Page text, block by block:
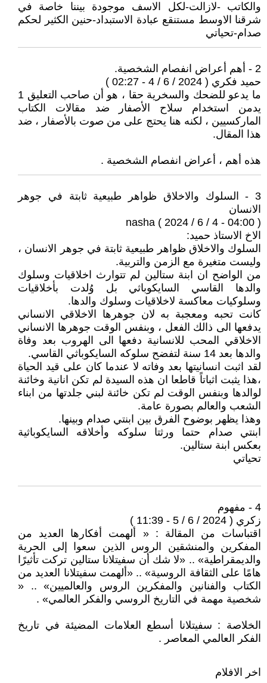
والكاتب -لازالت-لكل الاسف موجودة بيننا خاصة في
شرقنا الاوسط مستنقع عبادة الاستبداد-حنين الكثير لحكم
صدام-تحياتي
2 - أهم أعراض انفصام الشخصية.
حميد فكري ( 2024 / 6 / 4 - 02:27 )
ما يدعو للضحك والسخرية حقا ، هو أن صاحب التعليق 1
يدمن استخدام سلاح الأصفار ضد مقالات الكتاب
الماركسيين ، لكنه هنا يحتج على من صوت بالأصفار ، ضد
هذا المقال.
هذه أهم ، أعراض انفصام الشخصية .
3 - السلوك والاخلاق ظواهر طبيعية ثابتة في جوهر
الانسان
nasha ( 2024 / 6 / 4 - 04:00 )
الاخ الاستاذ حميد:
السلوك والاخلاق ظواهر طبيعية ثابتة في جوهر الانسان ،
وليست متغيرة مع الزمن والتربية.
من الواضح ان ابنة ستالين لم تتوارث اخلاقيات وسلوك
والدها القاسي السايكوباثي بل وُلدت بأخلاقيات
وسلوكيات معاكسة لاخلاقيات وسلوك والدها.
كانت تحبه ومعجبة به لان جوهرها الاخلاقي الانساني
يدفعها الى ذالك الفعل ، وبنفس الوقت جوهرها الانساني
الاخلاقي المحب للانسانية دفعها الى الهروب بعد وفاة
والدها بعد 14 سنة لتفضح سلوكه السايكوباثي القاسي.
لقد اثبت انسانيتها بعد وفاته لا عندما كان على قيد الحياة
،هذا يثبت اثباتاً قاطعا ان هذه السيدة لم تكن انانية وخائنة
لوالدها وبنفس الوقت لم تكن خائنة لبني جلدتها من ابناء
الشعب والعالم بصورة عامة.
وهذا يظهر بوضوح الفرق بين ابنتي صدام وبينها.
ابنتي صدام حتما ورثتا سلوكه وأخلاقه السايكوباثية
بعكس ابنة ستالين.
تحياتي
4 - مفهوم
زكري ( 2024 / 6 / 5 - 11:39 )
اقتباسات من المقالة : « ألهمت أفكارها العديد من
المفكرين والمنشقين الروس الذين سعوا إلى الحرية
والديمقراطية» .. «لا شك أن سفيتلانا ستالين تركت تأثيرًا
هامًا على الثقافة الروسية» .. «ألهمت سفيتلانا العديد من
الكتاب والفنانين والمفكرين الروس والعالميين» .. «
شخصية مهمة في التاريخ الروسي والفكر العالمي» .
الخلاصة : سفيتلانا أسطع العلامات المضيئة في تاريخ
الفكر العالمي المعاصر .
اخر الافلام